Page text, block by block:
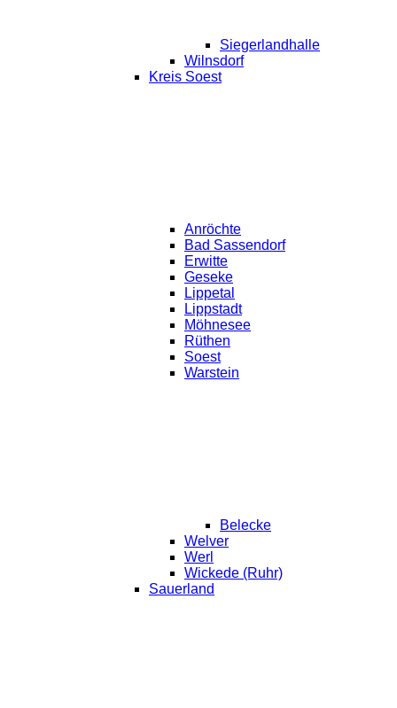
Siegerlandhalle
Wilnsdorf
Kreis Soest
Anröchte
Bad Sassendorf
Erwitte
Geseke
Lippetal
Lippstadt
Möhnesee
Rüthen
Soest
Warstein
Belecke
Welver
Werl
Wickede (Ruhr)
Sauerland